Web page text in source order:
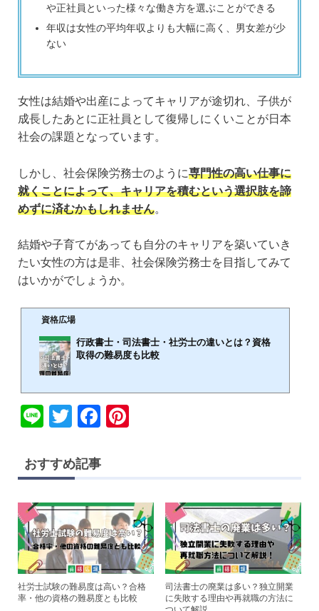
や正社員といった様々な働き方を選ぶことができる
年収は女性の平均年収よりも大幅に高く、男女差が少
ない
女性は結婚や出産によってキャリアが途切れ、子供が
成長したあとに正社員として復帰しにくいことが日本
社会の課題となっています。
しかし、社会保険労務士のように専門性の高い仕事に
就くことによって、キャリアを積むという選択肢を諦
めずに済むかもしれません。
結婚や子育てがあっても自分のキャリアを築いていき
たい女性の方は是非、社会保険労務士を目指してみて
はいかがでしょうか。
資格広場
行政書士・司法書士・社労士の違いとは？資格
取得の難易度も比較
一般的に士業と呼ばれる職業には様々な種類がありますが、行政書士・司法書士・社労士は士
業の中でも特に認知度の高い資格です。また、行政書士・司法書士・社労士は難易度が高い国
いを比較して解説します。司法試験・予備試験の通信講座・予備校おすすめランキング9選！
料金費用の安さ・人気・評判を徹底比較【最新】行政書士・司法書士・社労士を目指す...
Li
e
T
tt
er
F
c
b
o
o
k
st
おすすめ記事
社労士試験の難易度は高い？合格
率・他の資格の難易度とも比較
司法書士の廃業は多い？独立開業
に失敗する理由や再就職の方法に